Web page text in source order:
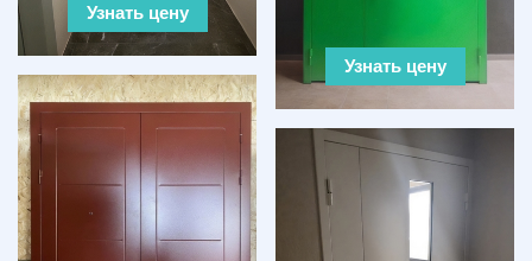
Узнать цену
Узнать цену